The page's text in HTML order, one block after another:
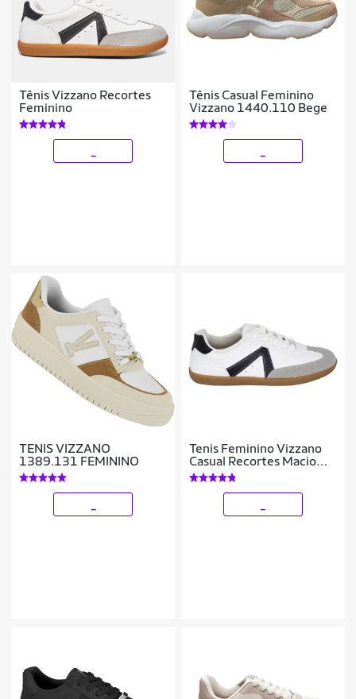
Tênis Vizzano Recortes
Feminino
Tênis Casual Feminino
Vizzano 1440.110 Bege
TENIS VIZZANO
1389.131 FEMININO
Tenis Feminino Vizzano
Casual Recortes Macio
Branco/Preto 39,0 BR